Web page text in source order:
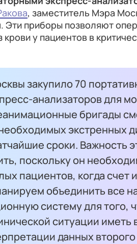
, заместитель Мэра
Эти приборы позволяют
у пациентов в
закупило 70
анализаторов для
бригады
экстренных
сроки. Важность
поскольку он
пациентов, когда счет
объединить все
систему для того,
ситуации иметь
данных